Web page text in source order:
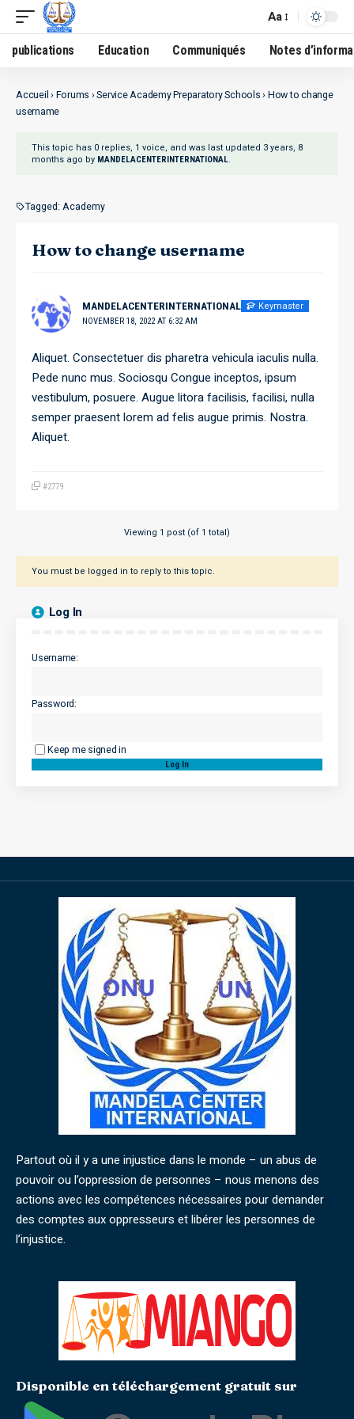
Aa
publications Education Communiqués Notes
Accueil› Forums ›Service Academy Preparatory Schools› How to change
username
This topic has 0 replies, 1 voice, and was last updated 3 years, 8
months ago by MANDELACENTERINTERNATIONAL.
Tagged: Academy
How to change username
MANDELACENTERINTERNATIONAL Keymaster
NOVEMBER 18, 2022 AT 6:32 AM
Aliquet. Consectetuer dis pharetra vehicula iaculis nulla.
Pede nunc mus. Sociosqu Congue inceptos, ipsum
vestibulum, posuere. Augue litora facilisis, facilisi, nulla
semper praesent lorem ad felis augue primis. Nostra.
Aliquet.
#2779
Viewing 1 post (of 1 total)
You must be logged in to reply to this topic.
Log In
Username:
Password:
Keep me signed in
Log In
Partout où il y a une injustice dans le monde – un abus de
pouvoir ou l’oppression de personnes – nous menons des
actions avec les compétences nécessaires pour demander
des comptes aux oppresseurs et libérer les personnes de
l’injustice.
Disponible en téléchargement gratuit sur